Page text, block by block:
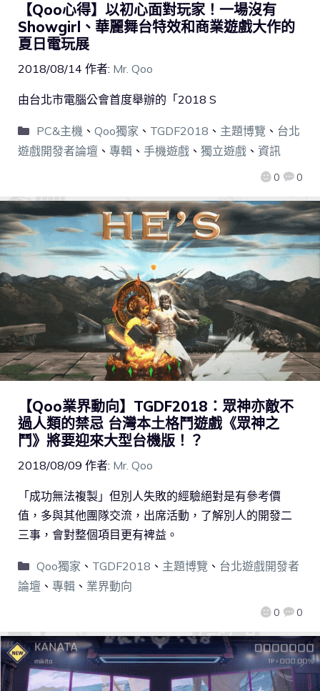
【Qoo心得】以初心面對玩家！一場沒有
Showgirl、華麗舞台特效和商業遊戲大作的
夏日電玩展
2018/08/14 作者: Mr. Qoo
0 0
由台北市電腦公會首度舉辦的「2018 S
PC&主機、 Qoo獨家 、 TGDF2018 、 主題博覽 、 台北
遊戲開發者論壇 、 專輯 、 手機遊戲 、 獨立遊戲 、 資訊
【Qoo業界動向】TGDF2018：眾神亦敵不
過人類的禁忌 台灣本土格鬥遊戲《眾神之
鬥》將要迎來大型台機版！？
2018/08/09 作者: Mr. Qoo
0 0
「成功無法複製」但別人失敗的經驗絕對是有參考價
值，多與其他團隊交流，出席活動，了解別人的開發二
三事，會對整個項目更有裨益。
Qoo獨家 、 TGDF2018 、 主題博覽 、 台北遊戲開發者
論壇 、 專輯 、 業界動向